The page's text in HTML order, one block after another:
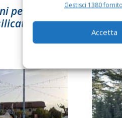
Gestisci 1380
Accetta
per
unico